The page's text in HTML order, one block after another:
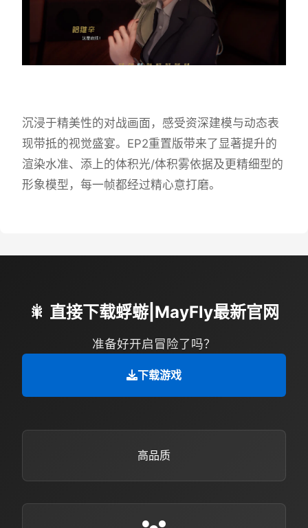
沉浸于精美性的对战画面，感受资深建模与动态表
现带抵的视觉盛宴。EP2重置版带来了显著提升的
渲染水准、添上的体积光/体积雾依据及更精细型的
形象模型，每一帧都经过精心意打磨。
🎇 直接下载蜉蝣|MayFly最新官网
准备好开启冒险了吗？
下载游戏
高品质